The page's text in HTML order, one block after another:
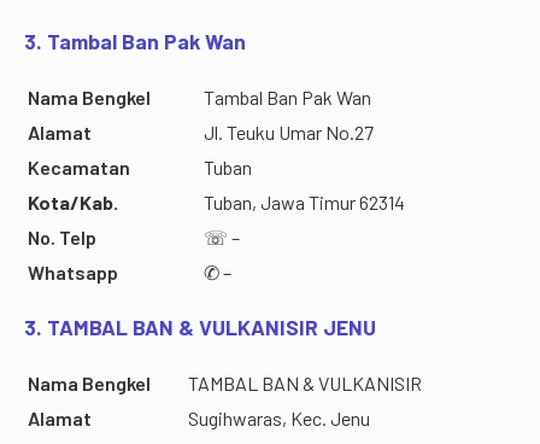
3. Tambal Ban Pak Wan
Nama Bengkel
Tambal Ban Pak Wan
Alamat
Jl. Teuku Umar No.27
Kecamatan
Tuban
Kota/Kab.
Tuban, Jawa Timur 62314
No. Telp
☏ –
Whatsapp
✆ –
3. TAMBAL BAN & VULKANISIR JENU
Nama Bengkel
TAMBAL BAN & VULKANISIR
Alamat
Sugihwaras, Kec. Jenu